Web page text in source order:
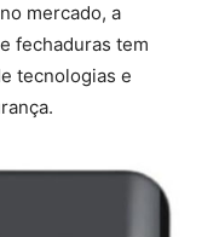
mercado, a
fechaduras tem
tecnologias e